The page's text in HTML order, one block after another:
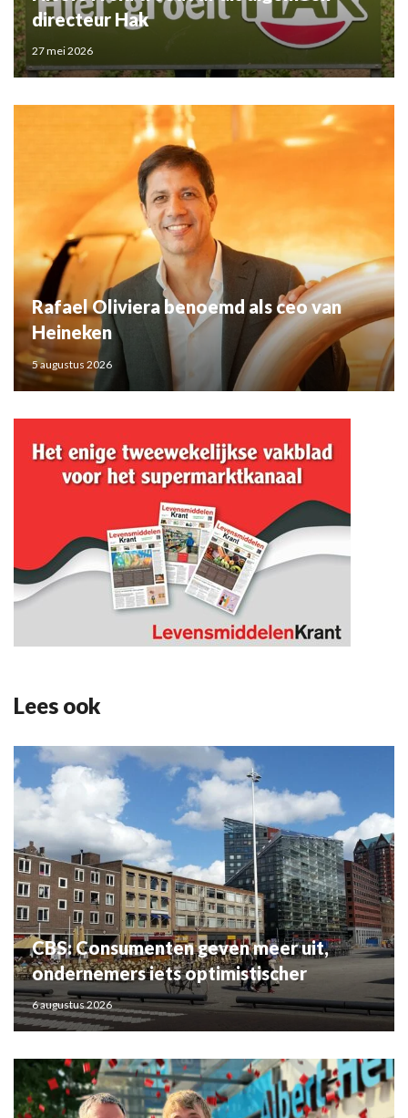
directeur Hak
27 mei 2026
Rafael Oliviera benoemd als ceo van
Heineken
5 augustus 2026
Lees ook
CBS: Consumenten geven meer uit,
ondernemers iets optimistischer
6 augustus 2026